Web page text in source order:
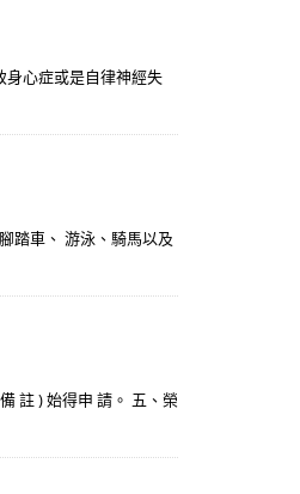
身心症或是自律神經失
踏車、 游泳、騎馬以及
註 ) 始得申 請。 五、榮